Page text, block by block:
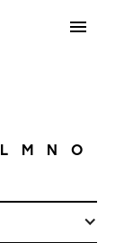
L M N O